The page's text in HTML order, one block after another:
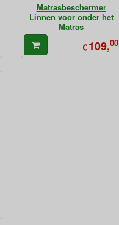
Matrasbeschermer
Linnen voor onder het
Matras
€109,00